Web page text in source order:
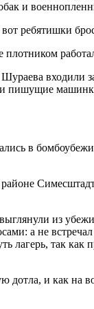
и
ребятишки
входили
и пишущие
в
из
а не
так
и как на